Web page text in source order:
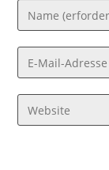
Gib
deinen
Namen
oder
zum
Kommentieren
Gib
deine
E-
Mail-
Gib
deine